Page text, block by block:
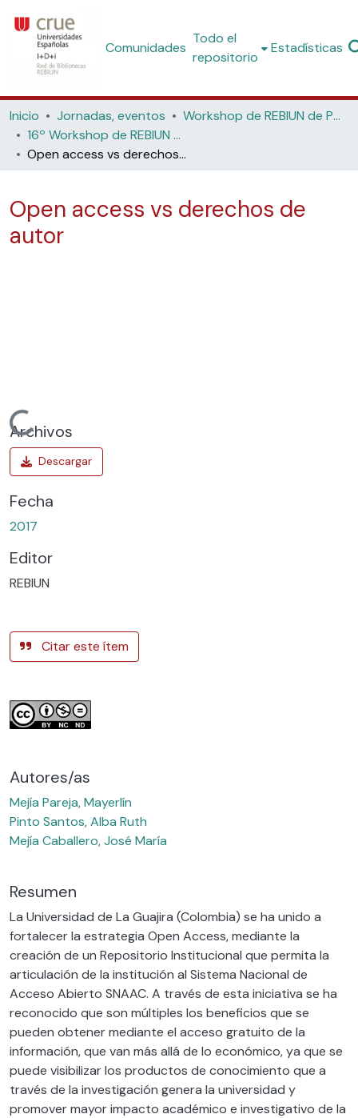
Comunidades
Todo el
repositorio
Estadísticas
Inicio Jornadas, eventos
Workshop de REBIUN de Proyectos Digitales
16º Workshop de REBIUN de Proyectos Digitales, 7ª Jornadas de Os Repositorios, 11º Coloquio Internacional de Ciencias de la Documentación (Universidad de Salamanca, 2017)
Open access vs derechos de autor
Open access vs derechos de
autor
Cargando...
Archivos
Fecha
2017
Editor
REBIUN
Citar este ítem
Autores/as
Mejía Pareja, Mayerlín
Pinto Santos, Alba Ruth
Mejía Caballero, José María
Resumen
La Universidad de La Guajira (Colombia) se ha unido a
fortalecer la estrategia Open Access, mediante la
creación de un Repositorio Institucional que permita la
articulación de la institución al Sistema Nacional de
Acceso Abierto SNAAC. A través de esta iniciativa se ha
reconocido que son múltiples los beneficios que se
pueden obtener mediante el acceso gratuito de la
información, que van más allá de lo económico, ya que se
puede visibilizar los productos de conocimiento que a
través de la investigación genera la universidad y
promover mayor impacto académico e investigativo de la